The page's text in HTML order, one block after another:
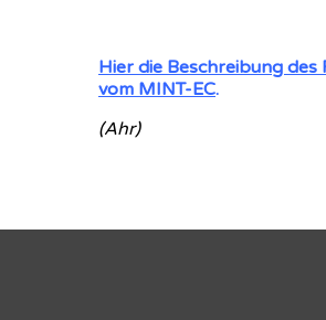
Hier die Beschreibung des
vom MINT-EC.
(Ahr)